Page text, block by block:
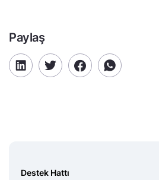
Paylaş
Destek Hattı